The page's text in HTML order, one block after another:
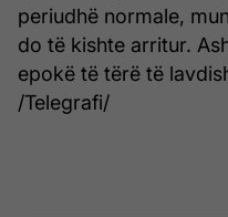
periudhë normale,
do të kishte arritur.
epokë të tërë të
/Telegrafi/